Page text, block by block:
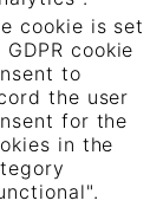
cookie is set
GDPR cookie
to
the user
for the
in the